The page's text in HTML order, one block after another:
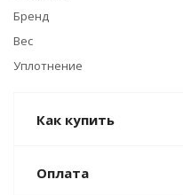
Бренд
Вес
Уплотнение
Как купить
Оплата